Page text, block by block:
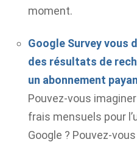
moment.
Google Survey vous
des résultats de
un abonnement
Pouvez-vous
frais mensuels pour
Google ? Pouvez-